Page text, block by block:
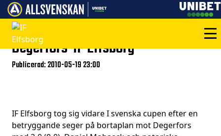
Degerfors-IF Elfsborg
Publicerad: 2010-05-19 23:00
IF Elfsborg tog sig vidare I svenska cupen efter en
betryggande seger på bortaplan mot Degerfors